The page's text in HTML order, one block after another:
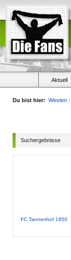
Aktuell
Du bist hier: Westen |
Suchergebnisse
FC Tannenhof 1950